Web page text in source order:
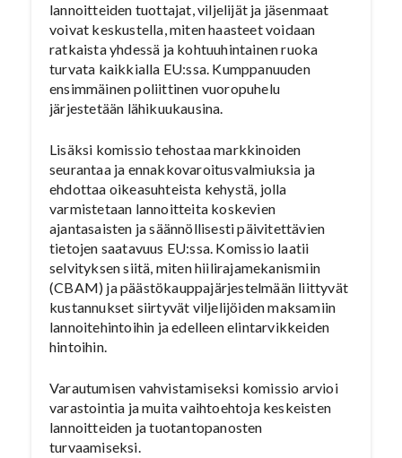
lannoitteiden tuottajat, viljelijät ja jäsenmaat
voivat keskustella, miten haasteet voidaan
ratkaista yhdessä ja kohtuuhintainen ruoka
turvata kaikkialla EU:ssa. Kumppanuuden
ensimmäinen poliittinen vuoropuhelu
järjestetään lähikuukausina.
Lisäksi komissio tehostaa markkinoiden
seurantaa ja ennakkovaroitusvalmiuksia ja
ehdottaa oikeasuhteista kehystä, jolla
varmistetaan lannoitteita koskevien
ajantasaisten ja säännöllisesti päivitettävien
tietojen saatavuus EU:ssa. Komissio laatii
selvityksen siitä, miten hiilirajamekanismiin
(CBAM) ja päästökauppajärjestelmään liittyvät
kustannukset siirtyvät viljelijöiden maksamiin
lannoitehintoihin ja edelleen elintarvikkeiden
hintoihin.
Varautumisen vahvistamiseksi komissio arvioi
varastointia ja muita vaihtoehtoja keskeisten
lannoitteiden ja tuotantopanosten
turvaamiseksi.